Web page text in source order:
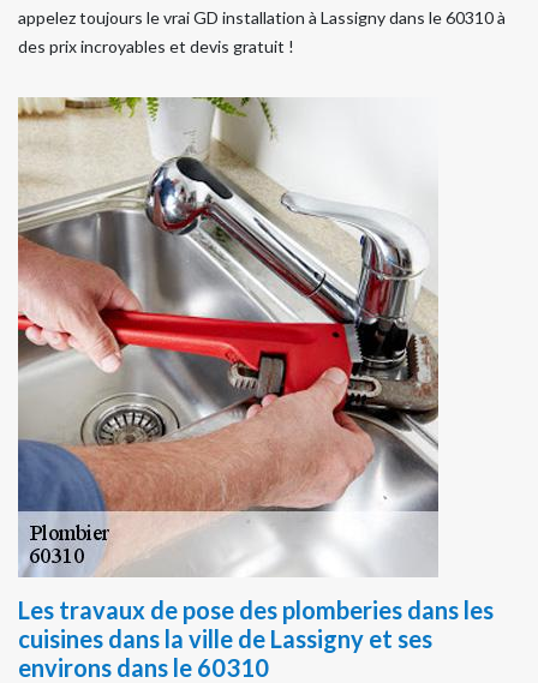
appelez toujours le vrai GD installation à Lassigny dans le 60310 à
des prix incroyables et devis gratuit !
Les travaux de pose des plomberies dans les
cuisines dans la ville de Lassigny et ses
environs dans le 60310